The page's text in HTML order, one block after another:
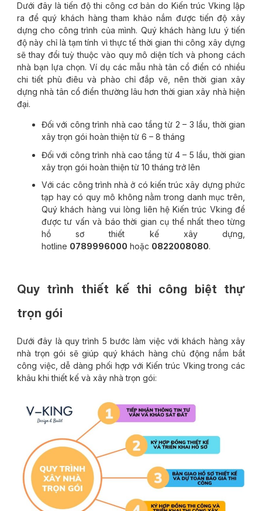
Dưới đây là tiến độ thi công cơ bản do Kiến trúc Vking lập
ra để quý khách hàng tham khảo nắm được tiến độ xây
dựng cho công trình của mình. Quý khách hàng lưu ý tiến
độ này chỉ là tạm tính vì thực tế thời gian thi công xây dựng
sẽ thay đổi tuỳ thuộc vào quy mô diện tích và phong cách
nhà bạn lựa chọn. Ví dụ các mẫu nhà tân cổ điển có nhiều
chi tiết phù điêu và phào chỉ đắp vẽ, nên thời gian xây
dựng nhà tân cổ điển thường lâu hơn thời gian xây nhà hiện
đại.
Đối với công trình nhà cao tầng từ 2 – 3 lầu, thời gian
xây trọn gói hoàn thiện từ 6 – 8 tháng
Đối với công trình nhà cao tầng từ 4 – 5 lầu, thời gian
xây trọn gói hoàn thiện từ 10 tháng trở lên
Với các công trình nhà ở có kiến trúc xây dựng phức
tạp hay có quy mô không nằm trong danh mục trên,
Quý khách hàng vui lòng liên hệ Kiến trúc Vking để
được tư vấn và báo thời gian cụ thể nhất theo từng
hồ sơ thiết kế xây dựng,
hotline 0789996000 hoặc 0822008080.
Quy trình thiết kế thi công biệt thự
trọn gói
Dưới đây là quy trình 5 bước làm việc với khách hàng xây
nhà trọn gói sẽ giúp quý khách hàng chủ động nắm bắt
công việc, dễ dàng phối hợp với Kiến trúc Vking trong các
khâu khi thiết kế và xây nhà trọn gói: